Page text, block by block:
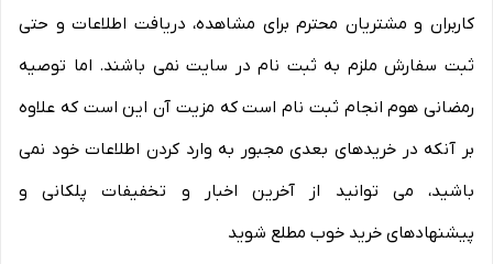
کاربران و مشتریان محترم برای مشاهده، دریافت اطلاعات و حتی
ثبت سفارش ملزم به ثبت نام در سایت نمی باشند. اما توصیه
رمضانی هوم انجام ثبت نام است که مزیت آن این است که علاوه
بر آنکه در خریدهای بعدی مجبور به وارد کردن اطلاعات خود نمی
باشید، می توانید از آخرین اخبار و تخفیفات پلکانی و
پیشنهادهای خرید خوب مطلع شوید